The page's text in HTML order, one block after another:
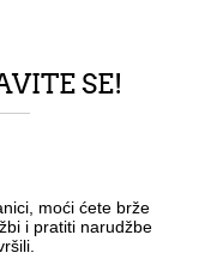
SE!
moći ćete brže
i pratiti narudžbe